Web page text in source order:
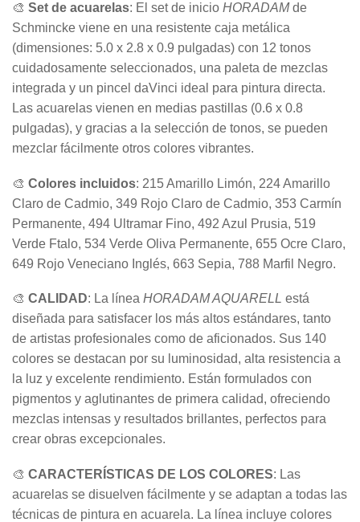
🎨 Set de acuarelas: El set de inicio HORADAMde
Schmincke viene en una resistente caja metálica
(dimensiones: 5.0 x 2.8 x 0.9 pulgadas) con 12 tonos
cuidadosamente seleccionados, una paleta de mezclas
integrada y un pincel daVinci ideal para pintura directa.
Las acuarelas vienen en medias pastillas (0.6 x 0.8
pulgadas), y gracias a la selección de tonos, se pueden
mezclar fácilmente otros colores vibrantes.
🎨 Colores incluidos: 215 Amarillo Limón, 224 Amarillo
Claro de Cadmio, 349 Rojo Claro de Cadmio, 353 Carmín
Permanente, 494 Ultramar Fino, 492 Azul Prusia, 519
Verde Ftalo, 534 Verde Oliva Permanente, 655 Ocre Claro,
649 Rojo Veneciano Inglés, 663 Sepia, 788 Marfil Negro.
🎨 CALIDAD: La línea HORADAM AQUARELL está
diseñada para satisfacer los más altos estándares, tanto
de artistas profesionales como de aficionados. Sus 140
colores se destacan por su luminosidad, alta resistencia a
la luz y excelente rendimiento. Están formulados con
pigmentos y aglutinantes de primera calidad, ofreciendo
mezclas intensas y resultados brillantes, perfectos para
crear obras excepcionales.
🎨 CARACTERÍSTICAS DE LOS COLORES: Las
acuarelas se disuelven fácilmente y se adaptan a todas las
técnicas de pintura en acuarela. La línea incluye colores